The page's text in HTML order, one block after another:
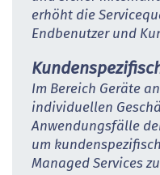
erhöht die
Endbenutzer und
Im Bereich Geräte
individuellen
Anwendungsfälle
um
Managed Services